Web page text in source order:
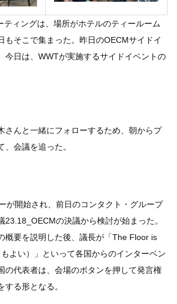
ティングは、場所がホテルのティールーム
もそこで集まった。昨日のOECMサイドイ
今日は、WWTが実施するサイドイベントの
さんと一緒にフォローするため、朝からプ
、会議を追った。
が開始され、前日のコンタクト・グループ
23.18_OECMの決議から検討が始まった。
概要を説明した後、議長が「The Floor is
よい）」といって各国からのインターベン
の代表者は、会場のボタンを押して発言権
する形となる。